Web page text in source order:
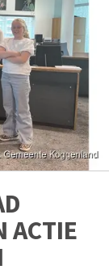
ACTIE